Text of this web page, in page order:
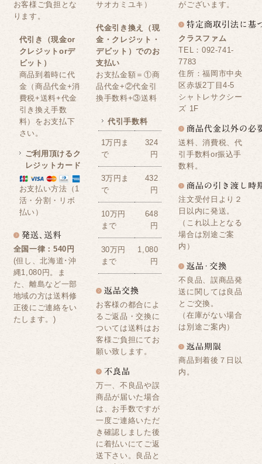
お客様ご負担とな
ります。
代引き（現金or
クレジットorデ
ビット）
商品到着時に代
金（商品代金+消
費税+送料+代金
引き換え手数
料）をお支払下
さい。
ご利用頂けるク
レジットカード
お支払い方法（1
活・分割・リボ
払い）
全国一律：540円
(但し、北海道･沖
縄1,080円。ま
た、離島など一部
地域の方は送料修
正後にご連絡をい
たします。)
サオカミユキ）
代金引き換え（現
金・クレジット・
デビット）でのお
支払い
お支払金額＝①商
品代金+②代金引
換手数料+③送料
代引手数料
1万円ま
で
324
円
3万円ま
で
432
円
10万円
まで
648
円
30万円
まで
1,080
円
お客様の都合によ
るご返品・交換に
ついては送料はお
客様ご負担にてお
願い致します。
万一、不良品や誤
商品が届いた場合
は、お手数ですが
一度ご連絡いただ
き確認しました後
に着払いにてご返
送下さい。良品と
がございます。
クラスファム
TEL：092-741-
7783
住所：福岡市中央
区赤坂2丁目4-5
シャトレサクシー
ズ 1F
送料、消費税、代
引手数料or振込手
数料。
注文受付日より２
日以内に発送。
（これ以上となる
場合は別途ご案
内）
不良品、誤商品発
送に関しては良品
とご交換。
（在庫がない場合
は別途ご案内）
商品到着後７日以
内。